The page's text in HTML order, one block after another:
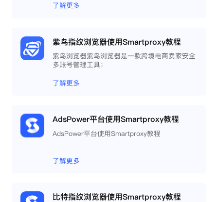
了解更多
紫鸟指纹浏览器使用Smartproxy教程
紫鸟浏览器紫鸟浏览器是一款跨境电商卖家安全
多账号管理工具；
了解更多
AdsPower平台使用Smartproxy教程
AdsPower平台使用Smartproxy教程
了解更多
比特指纹浏览器使用Smartproxy教程